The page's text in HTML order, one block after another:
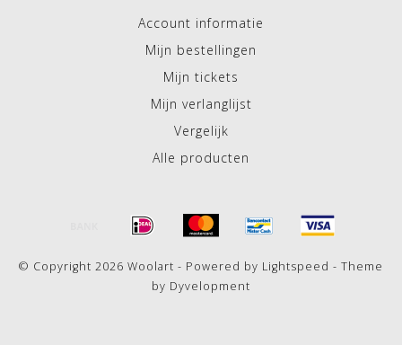
Account informatie
Mijn bestellingen
Mijn tickets
Mijn verlanglijst
Vergelijk
Alle producten
© Copyright 2026 Woolart - Powered by Lightspeed - Theme
by Dyvelopment